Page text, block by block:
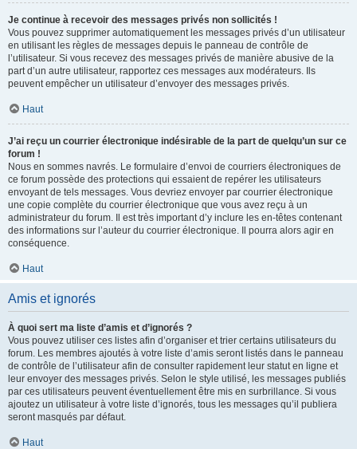
Je continue à recevoir des messages privés non sollicités !
Vous pouvez supprimer automatiquement les messages privés d’un utilisateur
en utilisant les règles de messages depuis le panneau de contrôle de
l’utilisateur. Si vous recevez des messages privés de manière abusive de la
part d’un autre utilisateur, rapportez ces messages aux modérateurs. Ils
peuvent empêcher un utilisateur d’envoyer des messages privés.
Haut
J’ai reçu un courrier électronique indésirable de la part de quelqu’un sur ce
forum !
Nous en sommes navrés. Le formulaire d’envoi de courriers électroniques de
ce forum possède des protections qui essaient de repérer les utilisateurs
envoyant de tels messages. Vous devriez envoyer par courrier électronique
une copie complète du courrier électronique que vous avez reçu à un
administrateur du forum. Il est très important d’y inclure les en-têtes contenant
des informations sur l’auteur du courrier électronique. Il pourra alors agir en
conséquence.
Haut
Amis et ignorés
À quoi sert ma liste d’amis et d’ignorés ?
Vous pouvez utiliser ces listes afin d’organiser et trier certains utilisateurs du
forum. Les membres ajoutés à votre liste d’amis seront listés dans le panneau
de contrôle de l’utilisateur afin de consulter rapidement leur statut en ligne et
leur envoyer des messages privés. Selon le style utilisé, les messages publiés
par ces utilisateurs peuvent éventuellement être mis en surbrillance. Si vous
ajoutez un utilisateur à votre liste d’ignorés, tous les messages qu’il publiera
seront masqués par défaut.
Haut